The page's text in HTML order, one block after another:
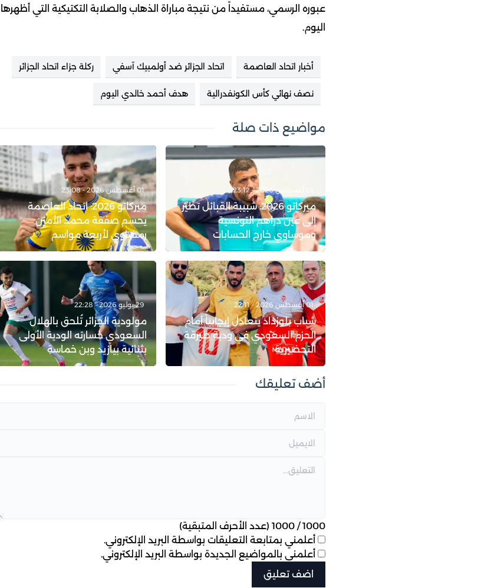
عبوره الرسمي، مستفيداً من نتيجة مباراة الذهاب والصلابة التكتيكية التي أظهرها
اليوم.
أخبار اتحاد العاصمة اتحاد الجزائر ضد أولمبيك آسفي ركلة جزاء اتحاد الجزائر
نصف نهائي كأس الكونفدرالية هدف أحمد خالدي اليوم
مواضيع ذات صلة
ميركاتو 2026: شبيبة القبائل تطير
إلى عين دراهم التونسية
وموساوي خارج الحسابات
01 أغسطس 2026 - 23:08
ميركاتو 2026: اتحاد العاصمة
يحسم صفقة محمد الأمين
رمضاوي لأربعة مواسم
01 أغسطس 2026 - 22:11
شباب بلوزداد يتعادل إيجابياً أمام
الحزم السعودي في ودية طبرقة
التحضيرية
29 يوليو 2026 - 22:28
مولودية الجزائر تُلحق بالهلال
السعودي خسارته الودية الأولى
بثنائية بيازيد وبن خماسة
أضف تعليقك
1000
/
1000 (عدد الأحرف المتبقية)
أعلمني بمتابعة التعليقات بواسطة البريد الإلكتروني.
أعلمني بالمواضيع الجديدة بواسطة البريد الإلكتروني.